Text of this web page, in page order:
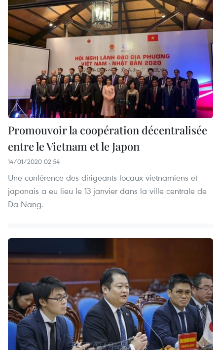
Promouvoir la coopération décentralisée
entre le Vietnam et le Japon
14/01/2020 02:54
Une conférence des dirigeants locaux vietnamiens et
japonais a eu lieu le 13 janvier dans la ville centrale de
Da Nang.